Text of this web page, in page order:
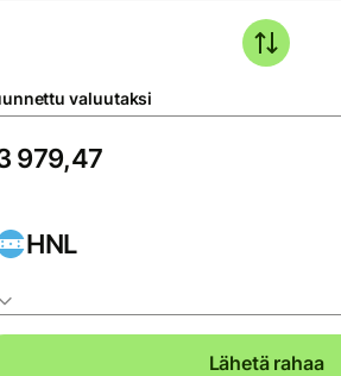
valuutaksi
HNL
Lähetä rahaa